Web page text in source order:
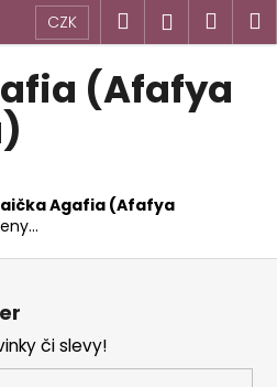
CZK Hledat
(Afafya
Agafia (Afafya
či slevy!